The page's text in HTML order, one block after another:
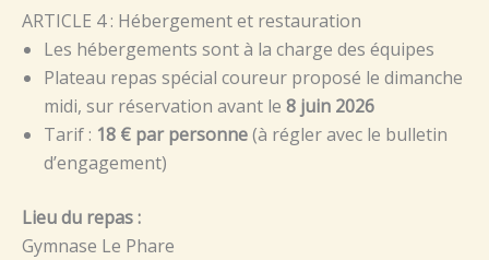
ARTICLE 4 : Hébergement et restauration
Les hébergements sont à la charge des équipes
Plateau repas spécial coureur proposé le dimanche
midi, sur réservation avant le 8 juin 2026
Tarif : 18 € par personne(à régler avec le bulletin
d’engagement)
Lieu du repas :
Gymnase Le Phare